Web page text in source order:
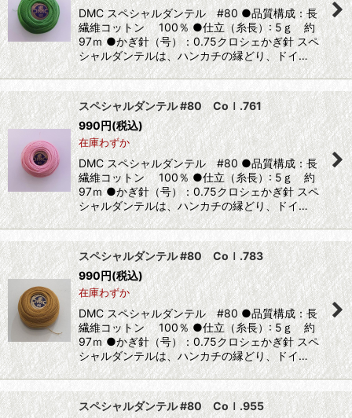
DMC スペシャルダンテル #80 ●品質構成：長
繊維コットン 100％ ●仕立（糸長）: 5ｇ 約
97ｍ ●かぎ針（号）：0.75クロシェかぎ針 スペ
シャルダンテルは、ハンカチの縁どり、ドイ…
スペシャルダンテル #80 Coｌ.761
990円(税込)
在庫わずか
DMC スペシャルダンテル #80 ●品質構成：長
繊維コットン 100％ ●仕立（糸長）: 5ｇ 約
97ｍ ●かぎ針（号）：0.75クロシェかぎ針 スペ
シャルダンテルは、ハンカチの縁どり、ドイ…
スペシャルダンテル #80 Coｌ.783
990円(税込)
在庫わずか
DMC スペシャルダンテル #80 ●品質構成：長
繊維コットン 100％ ●仕立（糸長）: 5ｇ 約
97ｍ ●かぎ針（号）：0.75クロシェかぎ針 スペ
シャルダンテルは、ハンカチの縁どり、ドイ…
スペシャルダンテル #80 Coｌ.955